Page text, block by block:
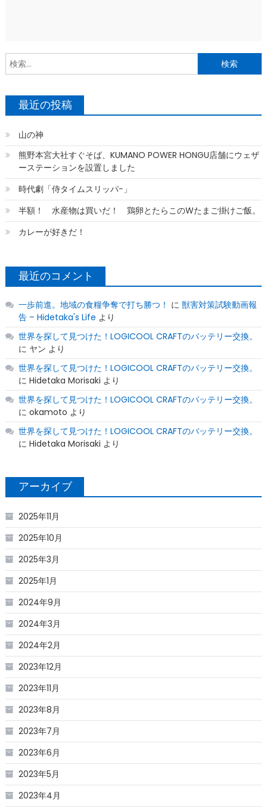
最近の投稿
山の神
熊野本宮大社すぐそば、KUMANO POWER HONGU店舗にウェザ
ーステーションを設置しました
時代劇「侍タイムスリッパ−」
半額！ 水産物は買いだ！ 鶏卵とたらこのWたまご掛けご飯。
カレーが好きだ！
最近のコメント
一歩前進。地域の食糧争奪で打ち勝つ！ に 獣害対策試験動画報
告 – Hidetaka's Life より
世界を探して見つけた！LOGICOOL CRAFTのバッテリー交換。
に ヤン より
世界を探して見つけた！LOGICOOL CRAFTのバッテリー交換。
に Hidetaka Morisaki より
世界を探して見つけた！LOGICOOL CRAFTのバッテリー交換。
に okamoto より
世界を探して見つけた！LOGICOOL CRAFTのバッテリー交換。
に Hidetaka Morisaki より
アーカイブ
2025年11月
2025年10月
2025年3月
2025年1月
2024年9月
2024年3月
2024年2月
2023年12月
2023年11月
2023年8月
2023年7月
2023年6月
2023年5月
2023年4月